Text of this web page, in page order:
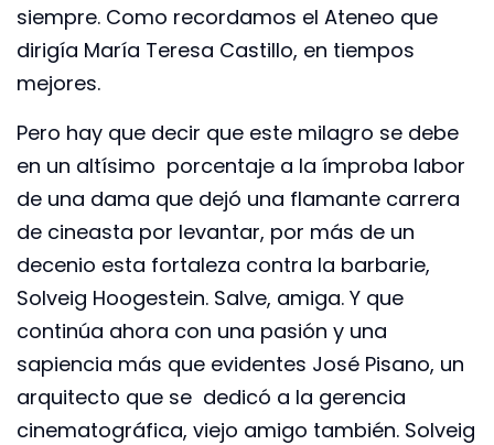
siempre. Como recordamos el Ateneo que
dirigía María Teresa Castillo, en tiempos
mejores.
Pero hay que decir que este milagro se debe
en un altísimo porcentaje a la ímproba labor
de una dama que dejó una flamante carrera
de cineasta por levantar, por más de un
decenio esta fortaleza contra la barbarie,
Solveig Hoogestein. Salve, amiga. Y que
continúa ahora con una pasión y una
sapiencia más que evidentes José Pisano, un
arquitecto que se dedicó a la gerencia
cinematográfica, viejo amigo también. Solveig